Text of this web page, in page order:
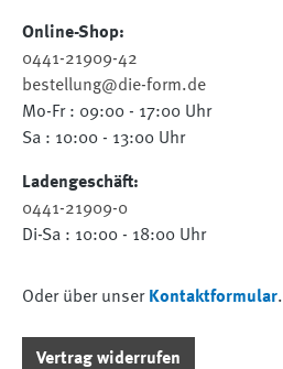
Online-Shop:
0441-21909-42
bestellung@die-form.de
Mo-Fr : 09:00 - 17:00 Uhr
Sa : 10:00 - 13:00 Uhr
Ladengeschäft:
0441-21909-0
Di-Sa : 10:00 - 18:00 Uhr
Oder über unser Kontaktformular.
Vertrag widerrufen